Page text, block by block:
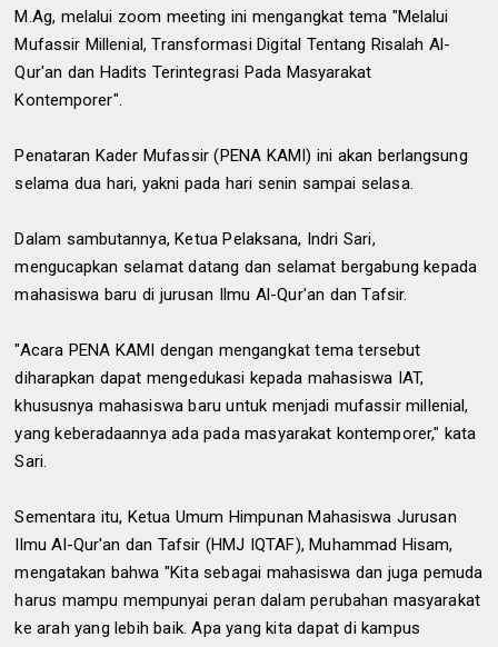
M.Ag, melalui zoom meeting ini mengangkat tema "Melalui
Mufassir Millenial, Transformasi Digital Tentang Risalah Al-
Qur'an dan Hadits Terintegrasi Pada Masyarakat
Kontemporer".
Penataran Kader Mufassir (PENA KAMI) ini akan berlangsung
selama dua hari, yakni pada hari senin sampai selasa.
Dalam sambutannya, Ketua Pelaksana, Indri Sari,
mengucapkan selamat datang dan selamat bergabung kepada
mahasiswa baru di jurusan Ilmu Al-Qur'an dan Tafsir.
"Acara PENA KAMI dengan mengangkat tema tersebut
diharapkan dapat mengedukasi kepada mahasiswa IAT,
khususnya mahasiswa baru untuk menjadi mufassir millenial,
yang keberadaannya ada pada masyarakat kontemporer," kata
Sari.
Sementara itu, Ketua Umum Himpunan Mahasiswa Jurusan
Ilmu Al-Qur'an dan Tafsir (HMJ IQTAF), Muhammad Hisam,
mengatakan bahwa "Kita sebagai mahasiswa dan juga pemuda
harus mampu mempunyai peran dalam perubahan masyarakat
ke arah yang lebih baik. Apa yang kita dapat di kampus